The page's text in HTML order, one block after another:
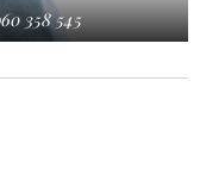
358 545